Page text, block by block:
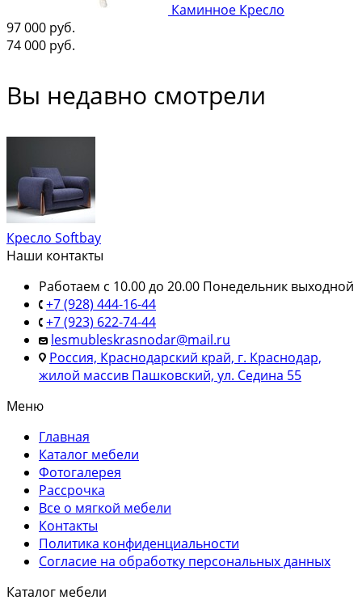
Каминное Кресло
97 000 руб.
74 000 руб.
Вы недавно смотрели
Кресло Softbay
Наши контакты
Работаем с 10.00 до 20.00 Понедельник выходной
+7 (928) 444-16-44
+7 (923) 622-74-44
lesmubleskrasnodar@mail.ru
Россия, Краснодарский край, г. Краснодар,
жилой массив Пашковский, ул. Седина 55
Меню
Главная
Каталог мебели
Фотогалерея
Рассрочка
Все о мягкой мебели
Контакты
Политика конфиденциальности
Согласие на обработку персональных данных
Каталог мебели